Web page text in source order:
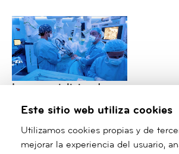
Los especialistas de
barnaclínic+ consolidan
su liderazgo
internacional en cirugía
robótica y mínimamente
Este sitio web utiliza cookies
Utilizamos cookies propias y de
mejorar la experiencia del usuario,